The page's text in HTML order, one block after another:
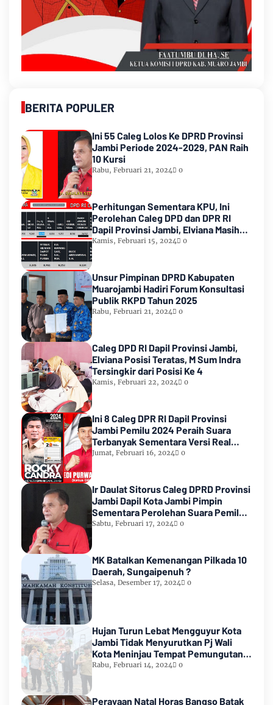
BERITA POPULER
Ini 55 Caleg Lolos Ke DPRD Provinsi
Jambi Periode 2024-2029, PAN Raih
10 Kursi
Rabu, Februari 21, 2024 0
Perhitungan Sementara KPU, Ini
Perolehan Caleg DPD dan DPR RI
Dapil Provinsi Jambi, Elviana Masih
Urutan Kedua Teratas
Kamis, Februari 15, 2024 0
Unsur Pimpinan DPRD Kabupaten
Muarojambi Hadiri Forum Konsultasi
Publik RKPD Tahun 2025
Rabu, Februari 21, 2024 0
Caleg DPD RI Dapil Provinsi Jambi,
Elviana Posisi Teratas, M Sum Indra
Tersingkir dari Posisi Ke 4
Kamis, Februari 22, 2024 0
Ini 8 Caleg DPR RI Dapil Provinsi
Jambi Pemilu 2024 Peraih Suara
Terbanyak Sementara Versi Real
Count KPU RI
Jumat, Februari 16, 2024 0
Ir Daulat Sitorus Caleg DPRD Provinsi
Jambi Dapil Kota Jambi Pimpin
Sementara Perolehan Suara Pemilu
2024
Sabtu, Februari 17, 2024 0
MK Batalkan Kemenangan Pilkada 10
Daerah, Sungaipenuh ?
Selasa, Desember 17, 2024 0
Hujan Turun Lebat Mengguyur Kota
Jambi Tidak Menyurutkan Pj Wali
Kota Meninjau Tempat Pemungutan
Suara Pemilu 2024
Rabu, Februari 14, 2024 0
Perayaan Natal Horas Bangso Batak